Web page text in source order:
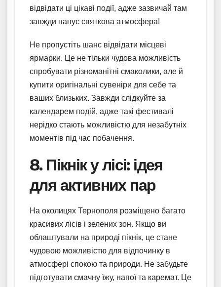
відвідати ці цікаві події, адже зазвичай там
завжди панує святкова атмосфера!
Не пропустіть шанс відвідати місцеві
ярмарки. Це не тільки чудова можливість
спробувати різноманітні смаколики, але й
купити оригінальні сувеніри для себе та
ваших близьких. Завжди слідкуйте за
календарем подій, адже такі фестивалі
нерідко стають можливістю для незабутніх
моментів під час побачення.
8. Пікнік у лісі: ідея
для активних пар
На околицях Тернополя розміщено багато
красивих лісів і зелених зон. Якщо ви
облаштували на природі пікнік, це стане
чудовою можливістю для відпочинку в
атмосфері спокою та природи. Не забудьте
підготувати смачну їжу, напої та каремат. Це